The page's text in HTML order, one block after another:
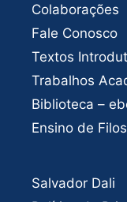
Colaborações
Fale Conosco
Textos
Trabalhos
Biblioteca –
Ensino de
Salvador Dali